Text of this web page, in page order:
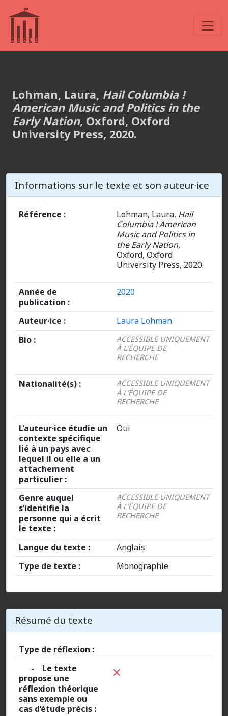
Lohman, Laura, Hail Columbia !
American Music and Politics in the
Early Nation, Oxford, Oxford
University Press, 2020.
Informations sur le texte et son auteur·ice
Référence : Lohman, Laura, Hail
Columbia !American
Music and Politics in
the Early Nation,
Oxford, Oxford
University Press, 2020.
Année de
publication :
2020
Auteur·ice :
Laura Lohman
Bio :
ACCESSIBLE UNIQUEMENT
À L’ÉQUIPE DE
RECHERCHE
Nationalité(s) :
ACCESSIBLE UNIQUEMENT
À L’ÉQUIPE DE
RECHERCHE
L’auteur·ice étudie un
contexte spécifique
lié à un pays avec
lequel il ou elle a un
attachement
particulier :
Oui
Genre auquel
s’identifie la
personne qui a écrit
le texte :
ACCESSIBLE UNIQUEMENT
À L’ÉQUIPE DE
RECHERCHE
Langue du texte :
Anglais
Type de texte :
Monographie
Résumé du texte
Type de réflexion :
- Le texte
propose une
réflexion théorique
sans exemple ou
cas d’étude précis :